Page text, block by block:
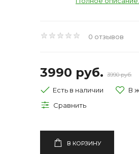
0 отзывов
3990 руб. 3990 руб.
Есть в наличии
В КОРЗИНУ